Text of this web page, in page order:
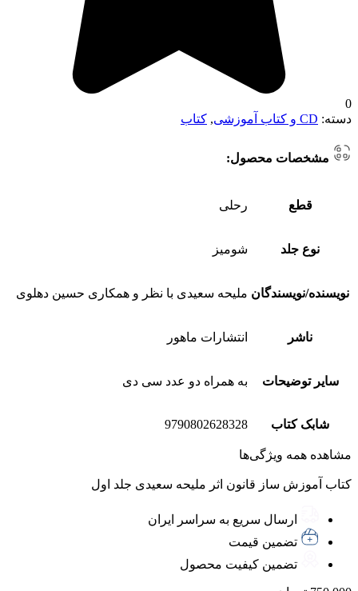
0
دسته: CD و کتاب آموزشی , کتاب
مشخصات محصول:
قطع رحلی
نوع جلد شومیز
نویسنده/نویسندگان ملیحه سعیدی با نظر و همکاری حسین دهلوی
ناشر انتشارات ماهور
سایر توضیحات به همراه دو عدد سی دی
شابک کتاب 9790802628328
مشاهده همه ویژگی‌ها
کتاب آموزش ساز قانون اثر ملیحه سعیدی جلد اول
ارسال سریع به سراسر ایران
تضمین قیمت
تضمین کیفیت محصول